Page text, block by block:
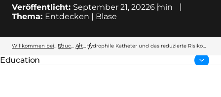
Veröffentlicht: September 21, 20226 min
Thema: Entdecken | Blase
Willkommen bei Wellspect Education ArtikelHydrophile Katheter und das reduzierte Risiko
übergeordnete Seite:
Education